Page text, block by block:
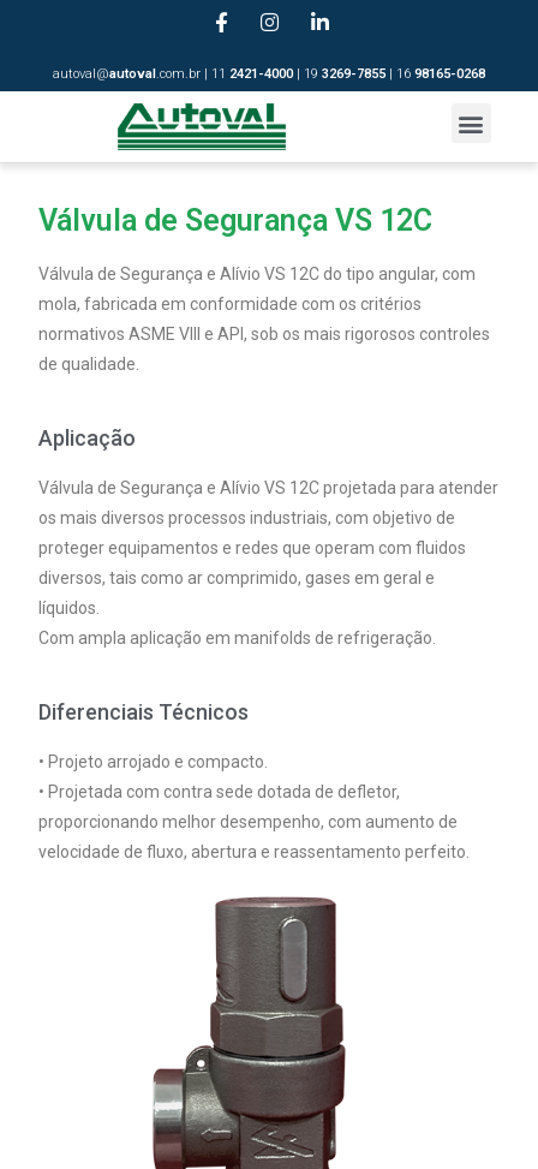
autoval@autoval.com.br | 11 2421-4000| 19 3269-7855 | 16 98165-0268
Válvula de Segurança VS 12C
Válvula de Segurança e Alívio VS 12C do tipo angular, com
mola, fabricada em conformidade com os critérios
normativos ASME VIII e API, sob os mais rigorosos controles
de qualidade.
Aplicação
Válvula de Segurança e Alívio VS 12C projetada para atender
os mais diversos processos industriais, com objetivo de
proteger equipamentos e redes que operam com fluidos
diversos, tais como ar comprimido, gases em geral e
líquidos.
Com ampla aplicação em manifolds de refrigeração.
Diferenciais Técnicos
• Projeto arrojado e compacto.
• Projetada com contra sede dotada de defletor,
proporcionando melhor desempenho, com aumento de
velocidade de fluxo, abertura e reassentamento perfeito.